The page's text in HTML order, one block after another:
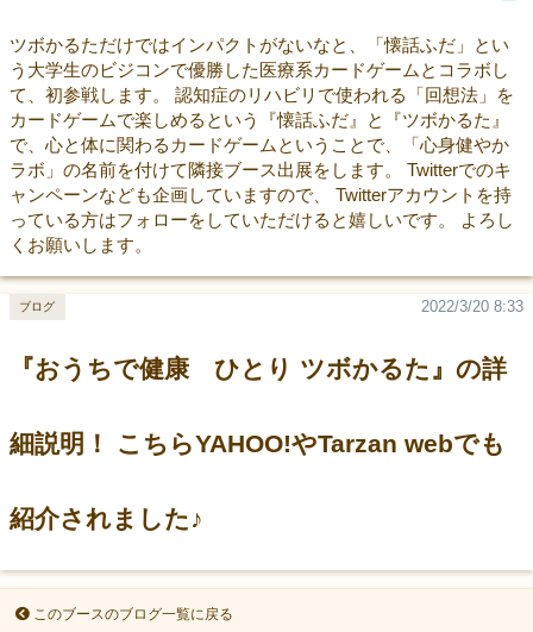
ツボかるただけではインパクトがないなと、「懐話ふだ」とい
う大学生のビジコンで優勝した医療系カードゲームとコラボし
て、初参戦します。 認知症のリハビリで使われる「回想法」を
カードゲームで楽しめるという『懐話ふだ』と『ツボかるた』
で、心と体に関わるカードゲームということで、「心身健やか
ラボ」の名前を付けて隣接ブース出展をします。 Twitterでのキ
ャンペーンなども企画していますので、 Twitterアカウントを持
っている方はフォローをしていただけると嬉しいです。 よろし
くお願いします。
『おうちで健康 ひとり ツボかるた』の詳
細説明！ こちらYAHOO!やTarzan webでも
紹介されました♪
2022/3/20 8:33
ブログ
このブースのブログ一覧に戻る